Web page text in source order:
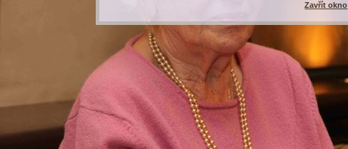
Zavřít okno